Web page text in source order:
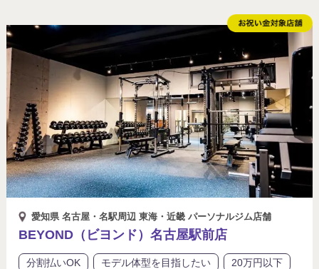
愛知県 名古屋・名駅周辺 東海・近畿 パーソナルジム店舗
BEYOND（ビヨンド）名古屋駅前店
分割払いOK モデル体型を目指したい
20万円以下